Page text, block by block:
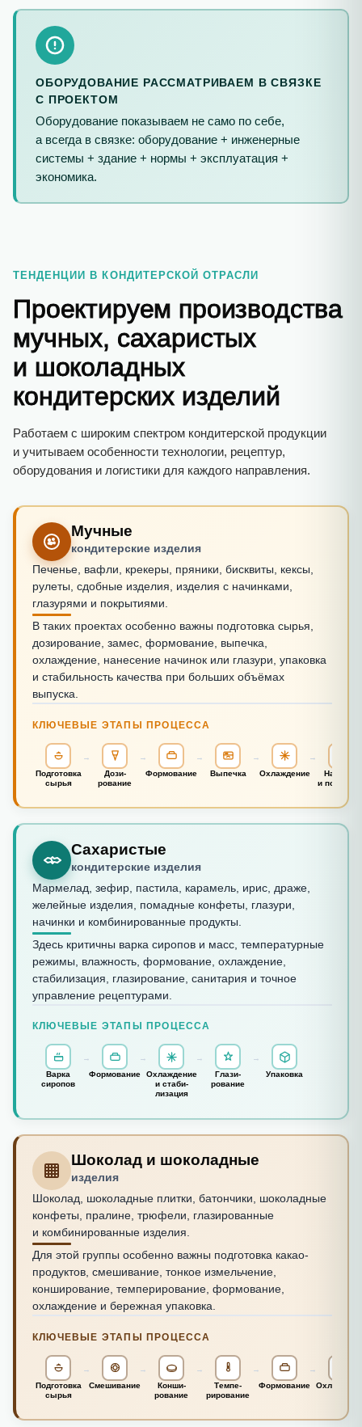
ОБОРУДОВАНИЕ РАССМАТРИВАЕМ В СВЯЗКЕ
С ПРОЕКТОМ
Оборудование показываем не само по себе,
а всегда в связке: оборудование + инженерные
системы + здание + нормы + эксплуатация +
экономика.
ТЕНДЕНЦИИ В КОНДИТЕРСКОЙ ОТРАСЛИ
Проектируем производства
мучных, сахаристых
и шоколадных
кондитерских изделий
Работаем с широким спектром кондитерской продукции
и учитываем особенности технологии, рецептур,
оборудования и логистики для каждого направления.
Мучные
кондитерские изделия
Печенье, вафли, крекеры, пряники, бисквиты, кексы,
рулеты, сдобные изделия, изделия с начинками,
глазурями и покрытиями.
В таких проектах особенно важны подготовка сырья,
дозирование, замес, формование, выпечка,
охлаждение, нанесение начинок или глазури, упаковка
и стабильность качества при больших объёмах
выпуска.
КЛЮЧЕВЫЕ ЭТАПЫ ПРОЦЕССА
Подго­товка
сырья
→
Дози­
рование
→
Формо­вание
→
Выпечка
→
Охла­ждение
→
Начинки
и
Сахаристые
кондитерские изделия
Мармелад, зефир, пастила, карамель, ирис, драже,
желейные изделия, помадные конфеты, глазури,
начинки и комбинированные продукты.
Здесь критичны варка сиропов и масс, температурные
режимы, влажность, формование, охлаждение,
стабилизация, глазирование, санитария и точное
управление рецептурами.
КЛЮЧЕВЫЕ ЭТАПЫ ПРОЦЕССА
Варка
сиропов
→
Формо­вание
→
Охла­ждение
и стаби­
лизация
→
Глази­
рование
→
Упаковка
Шоколад и шоколадные
изделия
Шоколад, шоколадные плитки, батончики, шоколадные
конфеты, пралине, трюфели, глазированные
и комбинированные изделия.
Для этой группы особенно важны подготовка какао-
продуктов, смешивание, тонкое измельчение,
конширование, темперирование, формование,
охлаждение и бережная упаковка.
КЛЮЧЕВЫЕ ЭТАПЫ ПРОЦЕССА
Подго­товка
сырья
→
Смеши­вание
→
Конши­
рование
→
Темпе­
рирование
→
Формо­вание
→